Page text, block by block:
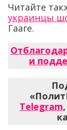
Читайте
украинцы
Гааге.
и
Telegram,